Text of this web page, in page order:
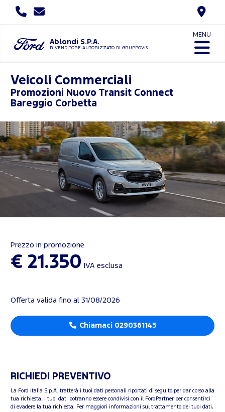
Ablondi S.P.A.
RIVENDITORE AUTORIZZATO DI GRUPPOVIS
MENU
Veicoli Commerciali
Promozioni Nuovo Transit Connect
Bareggio Corbetta
Prezzo in promozione
€ 21.350 IVA esclusa
Offerta valida fino al 31/08/2026
Chiamaci 0290361145
RICHIEDI PREVENTIVO
La Ford Italia S.p.A. tratterà i tuoi dati personali riportati di seguito per dar corso alla
tua richiesta. I tuoi dati potranno essere condivisi con il FordPartner per consentirci
di evadere la tua richiesta. Per maggiori informazioni sul trattamento dei tuoi dati,